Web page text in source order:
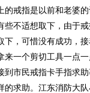
的戒指是以前和老婆
些不适想取下，由于
下，可惜没有成功，
一个剪切工具一点
市民戒指卡手指求助
的求助。江东消防大